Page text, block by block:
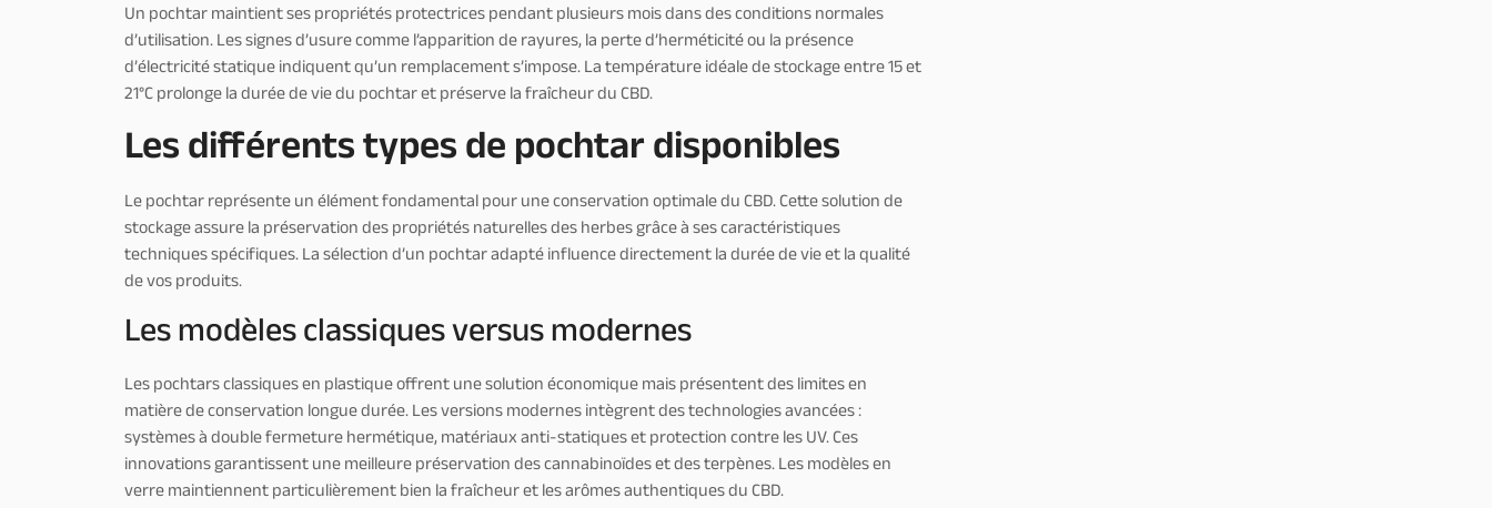
Un pochtar maintient ses propriétés protectrices pendant plusieurs mois dans des conditions normales
d’utilisation. Les signes d’usure comme l’apparition de rayures, la perte d’herméticité ou la présence
d’électricité statique indiquent qu’un remplacement s’impose. La température idéale de stockage entre 15 et
21°C prolonge la durée de vie du pochtar et préserve la fraîcheur du CBD.
Les différents types de pochtar disponibles
Le pochtar représente un élément fondamental pour une conservation optimale du CBD. Cette solution de
stockage assure la préservation des propriétés naturelles des herbes grâce à ses caractéristiques
techniques spécifiques. La sélection d’un pochtar adapté influence directement la durée de vie et la qualité
de vos produits.
Les modèles classiques versus modernes
Les pochtars classiques en plastique offrent une solution économique mais présentent des limites en
matière de conservation longue durée. Les versions modernes intègrent des technologies avancées :
systèmes à double fermeture hermétique, matériaux anti-statiques et protection contre les UV. Ces
innovations garantissent une meilleure préservation des cannabinoïdes et des terpènes. Les modèles en
verre maintiennent particulièrement bien la fraîcheur et les arômes authentiques du CBD.